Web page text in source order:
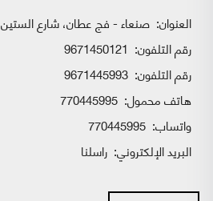
العنوان: صنعاء - فج عطان، شارع الستين
رقم التلفون: 9671450121
رقم التلفون: 9671445993
هاتف محمول: 770445995
واتساب:
البريد الإلكتروني: راسلنا